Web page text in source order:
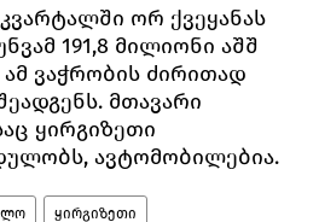
ორ ქვეყანას
191,8 მილიონი აშშ
ვაჭრობის ძირითად
მთავარი
ყირგიზეთი
ავტომობილებია.
ყირგიზეთი